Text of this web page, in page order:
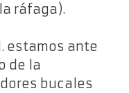
ráfaga).
estamos ante
de la
bucales